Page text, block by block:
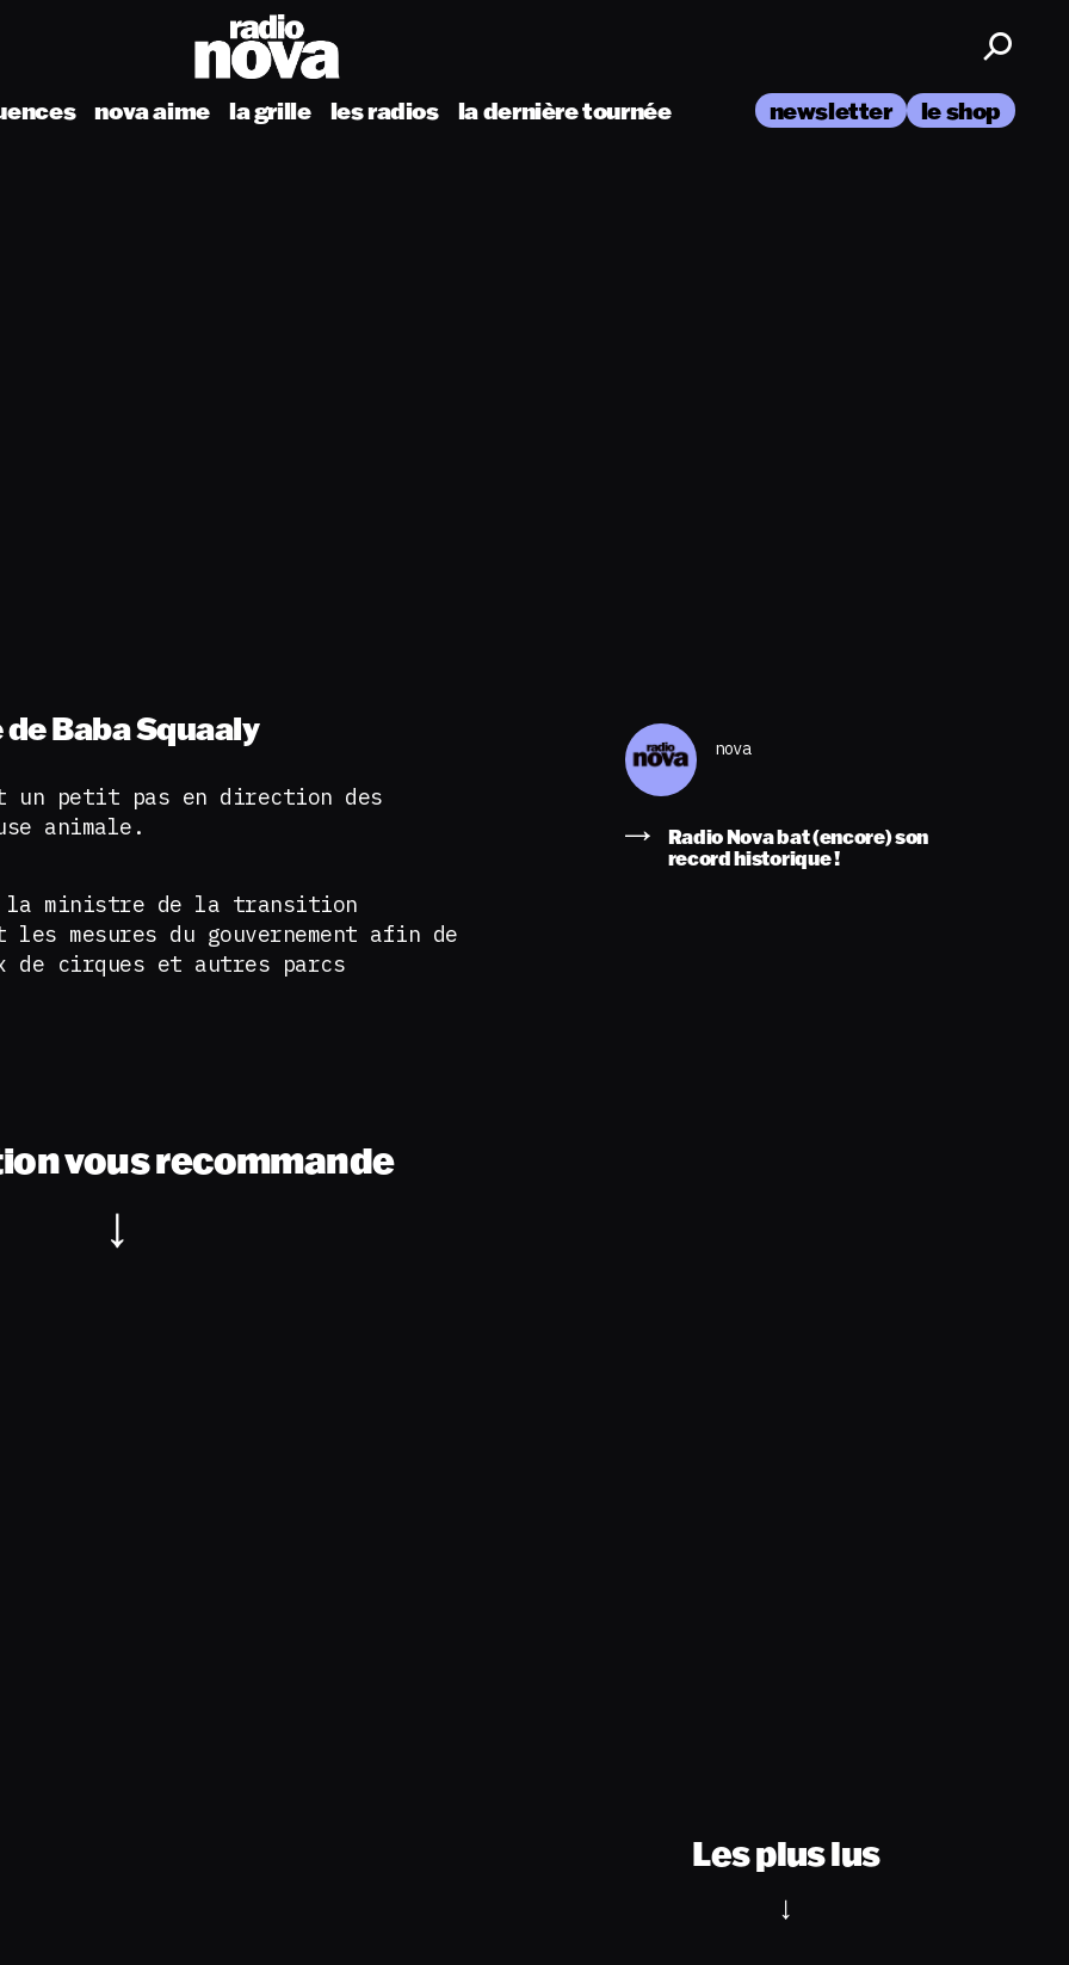
nova aime la grille les radios la dernière tournée newsletter le shop
Baba Squaaly
un petit pas en direction des
animale.
la ministre de la transition
les mesures du gouvernement afin de
de cirques et autres parcs
vous recommande
nova
Radio Nova bat (encore) son
record historique !
Les plus lus